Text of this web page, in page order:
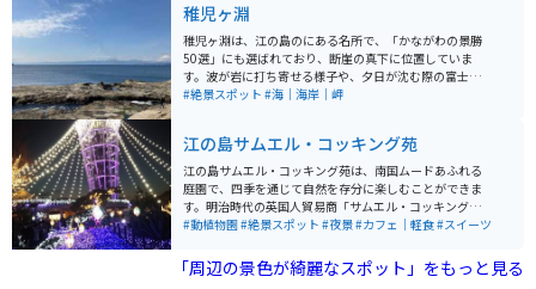
稚児ヶ淵
稚児ヶ淵は、江の島のにある名所で、「かながわの景勝
50選」にも選ばれており、断崖の真下に位置していま
す。波が岩に打ち寄せる様子や、夕日が沈む際の富士山
の景色が非常に美しく、磯釣りのスポットとしても人気
す。
#絶景スポット #海｜海岸｜岬
江の島サムエル・コッキング苑
江の島サムエル・コッキング苑は、南国ムードあふれる
庭園で、四季を通じて自然を存分に楽しむことができま
す。明治時代の英国人貿易商「サムエル・コッキング」
に由来する和洋折衷の植物園です。 ここには世界中の珍
「クックアロウカリア」や「シマナンヨウスギ」、「ツ
カミヒイラギ」なども生育しています。また、関東大震
#動植物園#絶景スポット #夜景#カフェ｜軽食#スイーツ
「周辺の景色が綺麗なスポット」をもっと見る